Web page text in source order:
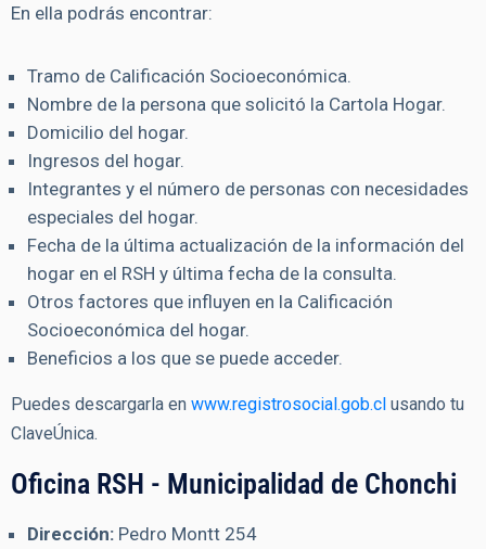
En ella podrás encontrar:
Tramo de Calificación Socioeconómica.
Nombre de la persona que solicitó la Cartola Hogar.
Domicilio del hogar.
Ingresos del hogar.
Integrantes y el número de personas con necesidades
especiales del hogar.
Fecha de la última actualización de la información del
hogar en el RSH y última fecha de la consulta.
Otros factores que influyen en la Calificación
Socioeconómica del hogar.
Beneficios a los que se puede acceder.
Puedes descargarla en www.registrosocial.gob.cl usando tu
ClaveÚnica.
Oficina RSH - Municipalidad de Chonchi
Dirección: Pedro Montt 254